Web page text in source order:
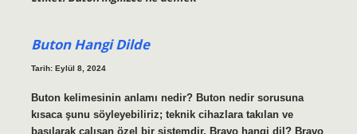
Buton Hangi Dilde
Tarih: Eylül 8, 2024
Buton kelimesinin anlamı nedir? Buton nedir sorusuna
kısaca şunu söyleyebiliriz; teknik cihazlara takılan ve
basılarak çalışan özel bir sistemdir. Bravo hangi dil? Bravo